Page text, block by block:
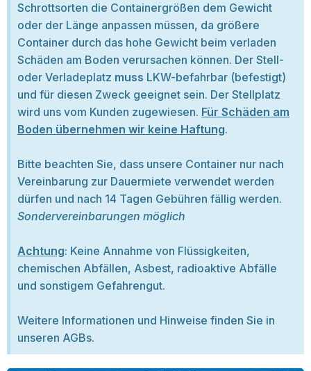
Schrottsorten die Containergrößen dem Gewicht
oder der Länge anpassen müssen, da größere
Container durch das hohe Gewicht beim verladen
Schäden am Boden verursachen können. Der Stell-
oder Verladeplatz muss LKW-befahrbar (befestigt)
und für diesen Zweck geeignet sein. Der Stellplatz
wird uns vom Kunden zugewiesen. Für Schäden am
Boden übernehmen wir keine Haftung.
Bitte beachten Sie, dass unsere Container nur nach
Vereinbarung zur Dauermiete verwendet werden
dürfen und nach 14 Tagen Gebühren fällig werden.
Sondervereinbarungen möglich
Achtung: Keine Annahme von Flüssigkeiten,
chemischen Abfällen, Asbest, radioaktive Abfälle
und sonstigem Gefahrengut.
Weitere Informationen und Hinweise finden Sie in
unseren AGBs.